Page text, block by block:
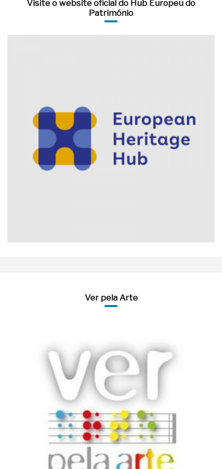
Visite o website oficial do Hub Europeu do
Património
Ver pela Arte